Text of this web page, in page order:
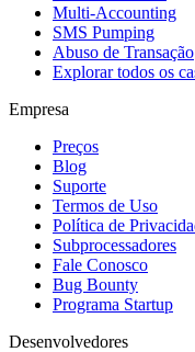
Multi-Accounting
SMS Pumping
Abuso de Transação
Explorar todos os
Empresa
Preços
Blog
Suporte
Termos de Uso
Política de
Subprocessadores
Fale Conosco
Bug Bounty
Programa Startup
Desenvolvedores